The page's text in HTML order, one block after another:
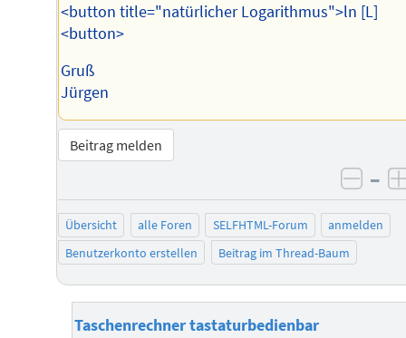
<button title="natürlicher Logarithmus">ln [L]
<button>
Gruß
Jürgen
Beitrag melden
–
Übersicht alle Foren SELFHTML-Forum
anmelden
Benutzerkonto erstellen
Beitrag im Thread-Baum
Taschenrechner tastaturbedienbar